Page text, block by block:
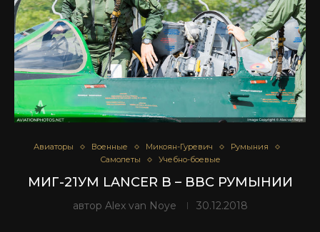
Авиаторы Военные Микоян-Гуревич
Румыния
Самолеты
Учебно-боевые
МИГ-21УМ LANCER B – ВВС РУМЫНИИ
автор Alex van Noye 30.12.2018